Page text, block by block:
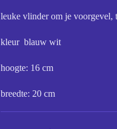
leuke vlinder om je voorgevel,
kleur blauw wit
hoogte: 16 cm
breedte: 20 cm